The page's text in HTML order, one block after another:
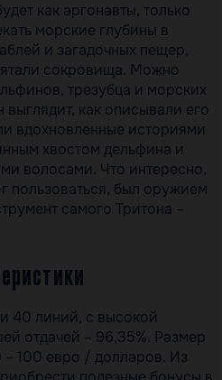
как аргонавты, только
морские глубины в
и загадочных пещер,
сокровища. Можно
трезубца и морских
выглядит, как описывали его
вдохновленные историями
хвостом дельфина и
волосами. Что интересно,
пользоваться, был оружием
самого Тритона –
40 линий, с высокой
отдачей – 96,35%. Размер
– 100 евро / долларов. Из